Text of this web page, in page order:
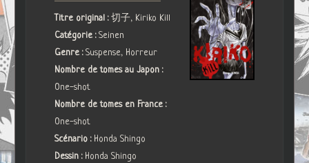
Titre original :切子, Kiriko Kill
Catégorie :Seinen
Genre :Suspense, Horreur
Nombre de tomes au Japon :
One-shot
Nombre de tomes en France :
One-shot
Scénario : Honda Shingo
Dessin : Honda Shingo